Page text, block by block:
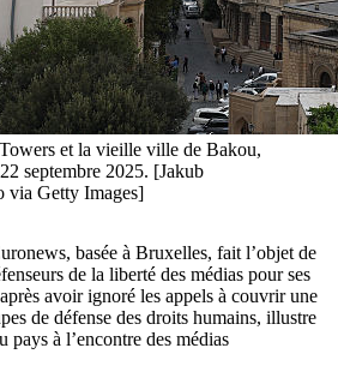
et la vieille ville de Bakou,
septembre 2025. [Jakub
via Getty Images]
basée à Bruxelles, fait l’objet de
de la liberté des médias pour ses
avoir ignoré les appels à couvrir une
de défense des droits humains, illustre
pays à l’encontre des médias